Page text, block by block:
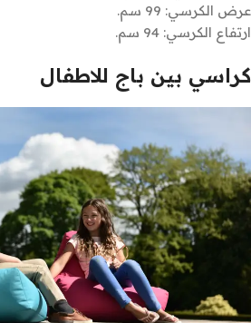
عرض الكرسي: 99 سم.
ارتفاع الكرسي: 94 سم.
كراسي بين باج للاطفال